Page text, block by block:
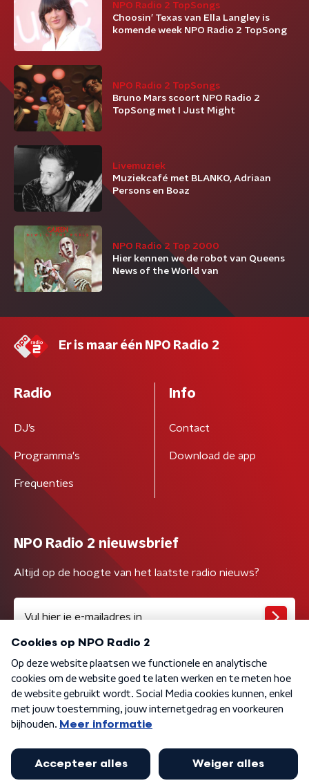
NPO Radio 2 TopSongs
Choosin’ Texas van Ella Langley is
komende week NPO Radio 2 TopSong
NPO Radio 2 TopSongs
Bruno Mars scoort NPO Radio 2
TopSong met I Just Might
Livemuziek
Muziekcafé met BLANKO, Adriaan
Persons en Boaz
NPO Radio 2 Top 2000
Hier kennen we de robot van Queens
News of the World van
Er is maar één NPO Radio 2
Radio
DJ’s
Programma's
Frequenties
Info
Contact
Download de app
NPO Radio 2 nieuwsbrief
Altijd op de hoogte van het laatste radio nieuws?
Algemene voorwaarden